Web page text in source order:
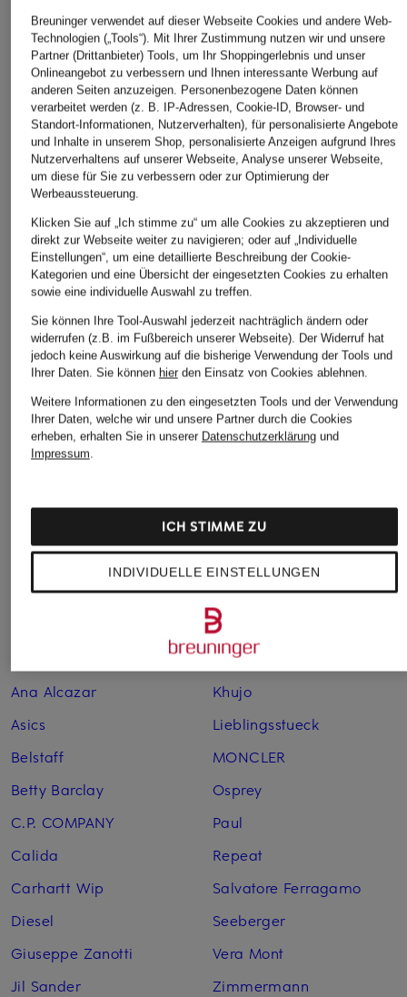
Weitere Kategorien
BOGNER Bekleidung
BOGNER Blusen
BOGNER Caps
BOGNER Damen
BOGNER Daunenjacken
BOGNER Geldbörsen
BOGNER Handtaschen
BOGNER Hemden
BOGNER Herren
BOGNER Hosen
BOGNER Jacken für
BOGNER Jacken für
BOGNER Kulturbeutel
BOGNER Mäntel
BOGNER Poloshirts
Damen
Herren
BOGNER Rucksäcke
BOGNER Sale
BOGNER Schuhe
BOGNER Shirts
Damen
BOGNER Taschen
BOGNER
Umhängetaschen
BOGNER Westen
Ana Alcazar
Asics
Belstaff
Betty Barclay
C.P. COMPANY
Calida
Carhartt Wip
Diesel
Giuseppe Zanotti
Jil Sander
Khujo
Lieblingsstueck
MONCLER
Osprey
Paul
Repeat
Salvatore Ferragamo
Seeberger
Vera Mont
Zimmermann
Breuninger verwendet auf dieser Webseite Cookies und andere Web-
Technologien („Tools“). Mit Ihrer Zustimmung nutzen wir und unsere
Partner (Drittanbieter) Tools, um Ihr Shoppingerlebnis und unser
Onlineangebot zu verbessern und Ihnen interessante Werbung auf
anderen Seiten anzuzeigen. Personenbezogene Daten können
verarbeitet werden (z. B. IP-Adressen, Cookie-ID, Browser- und
Standort-Informationen, Nutzerverhalten), für personalisierte Angebote
und Inhalte in unserem Shop, personalisierte Anzeigen aufgrund Ihres
Nutzerverhaltens auf unserer Webseite, Analyse unserer Webseite,
um diese für Sie zu verbessern oder zur Optimierung der
Werbeaussteuerung.
Klicken Sie auf „Ich stimme zu“ um alle Cookies zu akzeptieren und
direkt zur Webseite weiter zu navigieren; oder auf „Individuelle
Einstellungen“, um eine detaillierte Beschreibung der Cookie-
Kategorien und eine Übersicht der eingesetzten Cookies zu erhalten
sowie eine individuelle Auswahl zu treffen.
Sie können Ihre Tool-Auswahl jederzeit nachträglich ändern oder
widerrufen (z.B. im Fußbereich unserer Webseite). Der Widerruf hat
jedoch keine Auswirkung auf die bisherige Verwendung der Tools und
Ihrer Daten. Sie können hierden Einsatz von Cookies ablehnen.
Weitere Informationen zu den eingesetzten Tools und der Verwendung
Ihrer Daten, welche wir und unsere Partner durch die Cookies
erheben, erhalten Sie in unserer Datenschutzerklärungund
Impressum.
INDIVIDUELLE EINSTELLUNGEN
ICH STIMME ZU